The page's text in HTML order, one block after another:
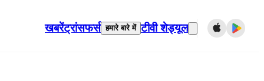
खबरेंट्रांसफर्स हमारे बारे में टीवी शेड्यूल